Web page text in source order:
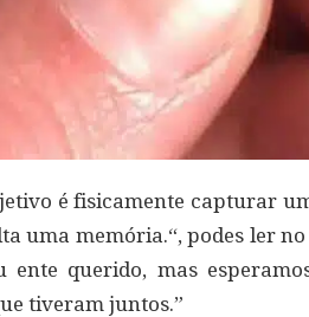
é fisicamente capturar
uma memória.“, podes ler no
ente querido, mas
tiveram juntos.”